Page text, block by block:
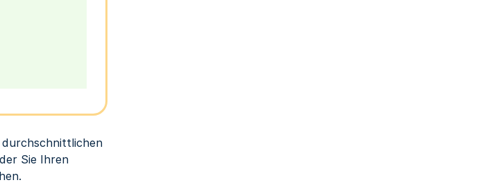
durchschnittlichen
Sie Ihren